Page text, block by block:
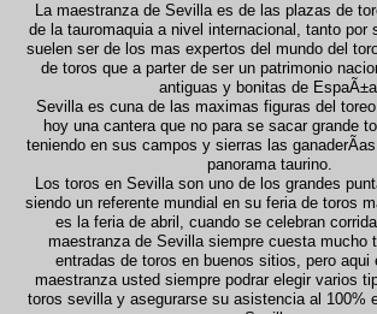
La maestranza de Sevilla es de las plazas de
de la tauromaquia a nivel internacional, tanto por
suelen ser de los mas expertos del mundo del
de toros que a parter de ser un patrimonio
antiguas y bonitas de
Sevilla es cuna de las maximas figuras del
hoy una cantera que no para se sacar grande
teniendo en sus campos y sierras las
panorama taurino.
Los toros en Sevilla son uno de los grandes
siendo un referente mundial en su feria de toros
es la feria de abril, cuando se celebran
maestranza de Sevilla siempre cuesta mucho
entradas de toros en buenos sitios, pero aqui
maestranza usted siempre podrar elegir varios
toros sevilla y asegurarse su asistencia al 100%